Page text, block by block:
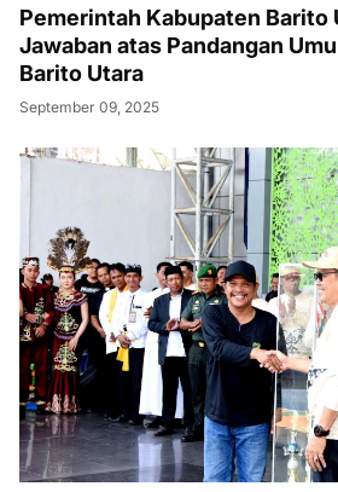
Pemerintah Kabupaten Barito
Jawaban atas Pandangan
Barito Utara
September 09, 2025